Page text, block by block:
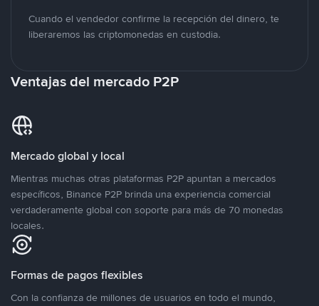
Cuando el vendedor confirme la recepción del dinero, te
liberaremos las criptomonedas en custodia.
Ventajas del mercado P2P
Mercado global y local
Mientras muchas otras plataformas P2P apuntan a mercados
específicos, Binance P2P brinda una experiencia comercial
verdaderamente global con soporte para más de 70 monedas
locales.
Formas de pagos flexibles
Con la confianza de millones de usuarios en todo el mundo,